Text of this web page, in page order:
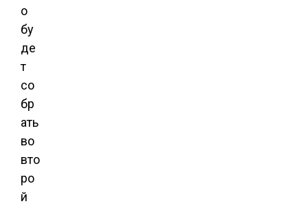
о
бу
де
т
со
бр
ать
во
вто
ро
й